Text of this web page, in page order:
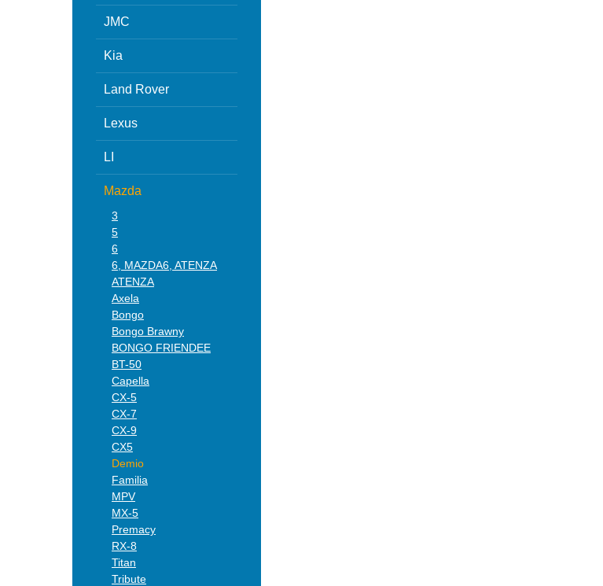
JMC
Kia
Land Rover
Lexus
LI
Mazda
3
5
6
6, MAZDA6, ATENZA
ATENZA
Axela
Bongo
Bongo Brawny
BONGO FRIENDEE
BT-50
Capella
CX-5
CX-7
CX-9
CX5
Demio
Familia
MPV
MX-5
Premacy
RX-8
Titan
Tribute